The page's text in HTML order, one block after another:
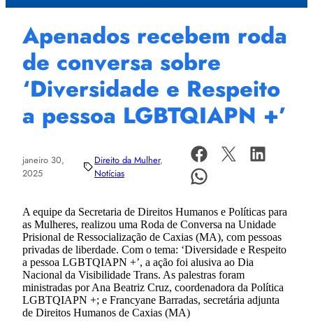
a
Apenados recebem roda
de conversa sobre
‘Diversidade e Respeito
a pessoa LGBTQIAPN +’
janeiro 30,
2025
Direito da Mulher
Notícias
A equipe da Secretaria de Direitos Humanos e Políticas para
as Mulheres, realizou uma Roda de Conversa na Unidade
Prisional de Ressocialização de Caxias (MA), com pessoas
privadas de liberdade. Com o tema: ‘Diversidade e Respeito
a pessoa LGBTQIAPN +’, a ação foi alusiva ao Dia
Nacional da Visibilidade Trans. As palestras foram
ministradas por Ana Beatriz Cruz, coordenadora da Política
LGBTQIAPN +; e Francyane Barradas, secretária adjunta
de Direitos Humanos de Caxias (MA)